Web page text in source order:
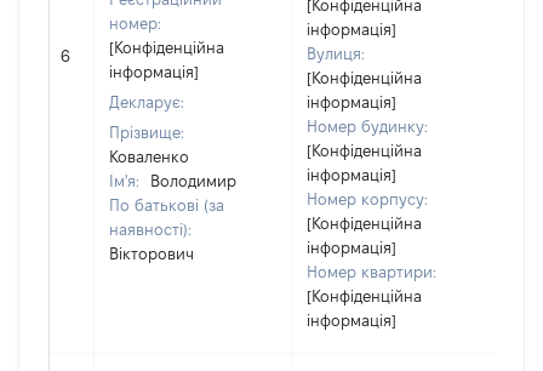
6
номер:
[Конфіденційна
інформація]
Декларує:
Прізвище:
Коваленко
Ім'я:
Володимир
По батькові (за
наявності):
Вікторович
[Конфіденційна
інформація]
Вулиця:
[Конфіденційна
інформація]
Номер будинку:
[Конфіденційна
інформація]
Номер корпусу:
[Конфіденційна
інформація]
Номер квартири:
[Конфіденційна
інформація]